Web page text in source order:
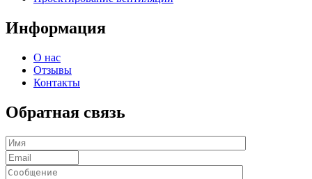
Информация
О нас
Отзывы
Контакты
Обратная связь